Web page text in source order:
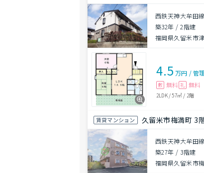
西鉄天神大牟田
築32年 /2階建
福岡県久留米市
4.5 万円 /管
敷 無料 礼 無料
2LDK/57㎡ / 2階
賃貸マンション 久留米市梅満町 3
西鉄天神大牟田
築27年 / 3階建
福岡県久留米市